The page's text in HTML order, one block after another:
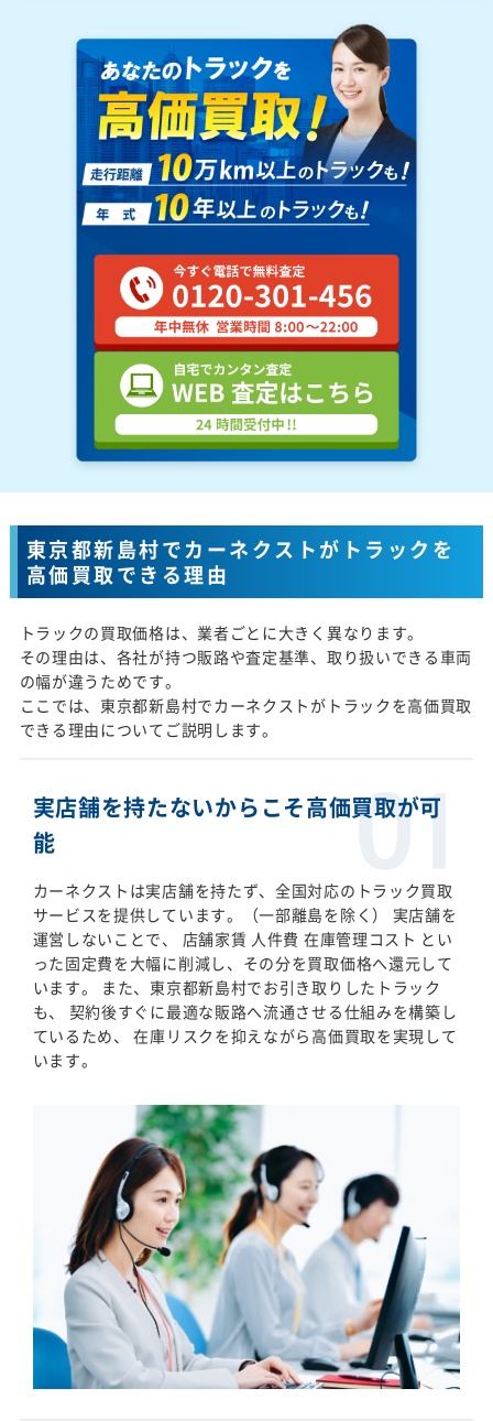
東京都新島村でカーネクストがトラックを
高価買取できる理由
トラックの買取価格は、業者ごとに大きく異なります。
その理由は、各社が持つ販路や査定基準、取り扱いできる車両
の幅が違うためです。
ここでは、東京都新島村でカーネクストがトラックを高価買取
できる理由についてご説明します。
実店舗を持たないからこそ高価買取が可
能
カーネクストは実店舗を持たず、全国対応のトラック買取
サービスを提供しています。（一部離島を除く） 実店舗を
運営しないことで、 店舗家賃 人件費 在庫管理コスト とい
った固定費を大幅に削減し、その分を買取価格へ還元して
います。 また、東京都新島村でお引き取りしたトラック
も、 契約後すぐに最適な販路へ流通させる仕組みを構築し
ているため、 在庫リスクを抑えながら高価買取を実現して
います。